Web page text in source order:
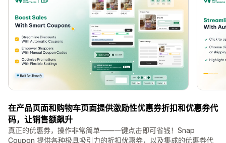
在产品页面和购物车页面提供激励性优惠券折扣和优惠券代
码，让销售额飙升
真正的优惠券，操作非常简单——一键点击即可省钱！Snap
Coupon 提供各种极具吸引力的折扣优惠券，以及集成的优惠券代